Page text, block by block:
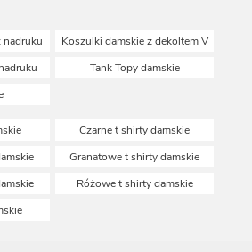
nadruku
Koszulki damskie z dekoltem V
Tank Topy damskie
Czarne t shirty damskie
Granatowe t shirty damskie
Różowe t shirty damskie